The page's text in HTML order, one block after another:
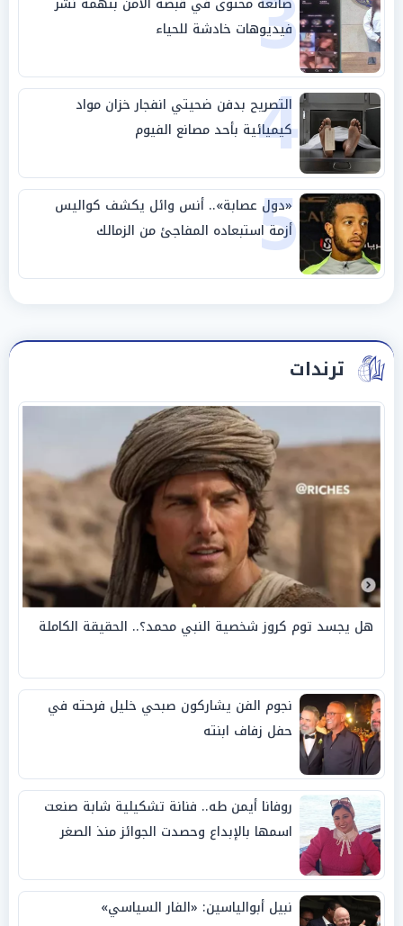
فيديوهات خادشة للحياء
4
التصريح بدفن ضحيتي انفجار خزان مواد
كيميائية بأحد مصانع الفيوم
5
«دول عصابة».. أنس وائل يكشف كواليس
أزمة استبعاده المفاجئ من الزمالك
ترندات
هل يجسد توم كروز شخصية النبي محمد؟.. الحقيقة الكاملة
نجوم الفن يشاركون صبحي خليل فرحته في
حفل زفاف ابنته
روفانا أيمن طه.. فنانة تشكيلية شابة صنعت
اسمها بالإبداع وحصدت الجوائز منذ الصغر
نبيل أبوالياسين: «الفار السياسي»